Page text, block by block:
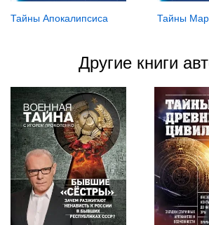
Тайны Апокалипсиса Тайны
Другие книги